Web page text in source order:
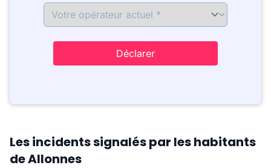
Déclarer
Les incidents signalés par les habitants
de Allonnes